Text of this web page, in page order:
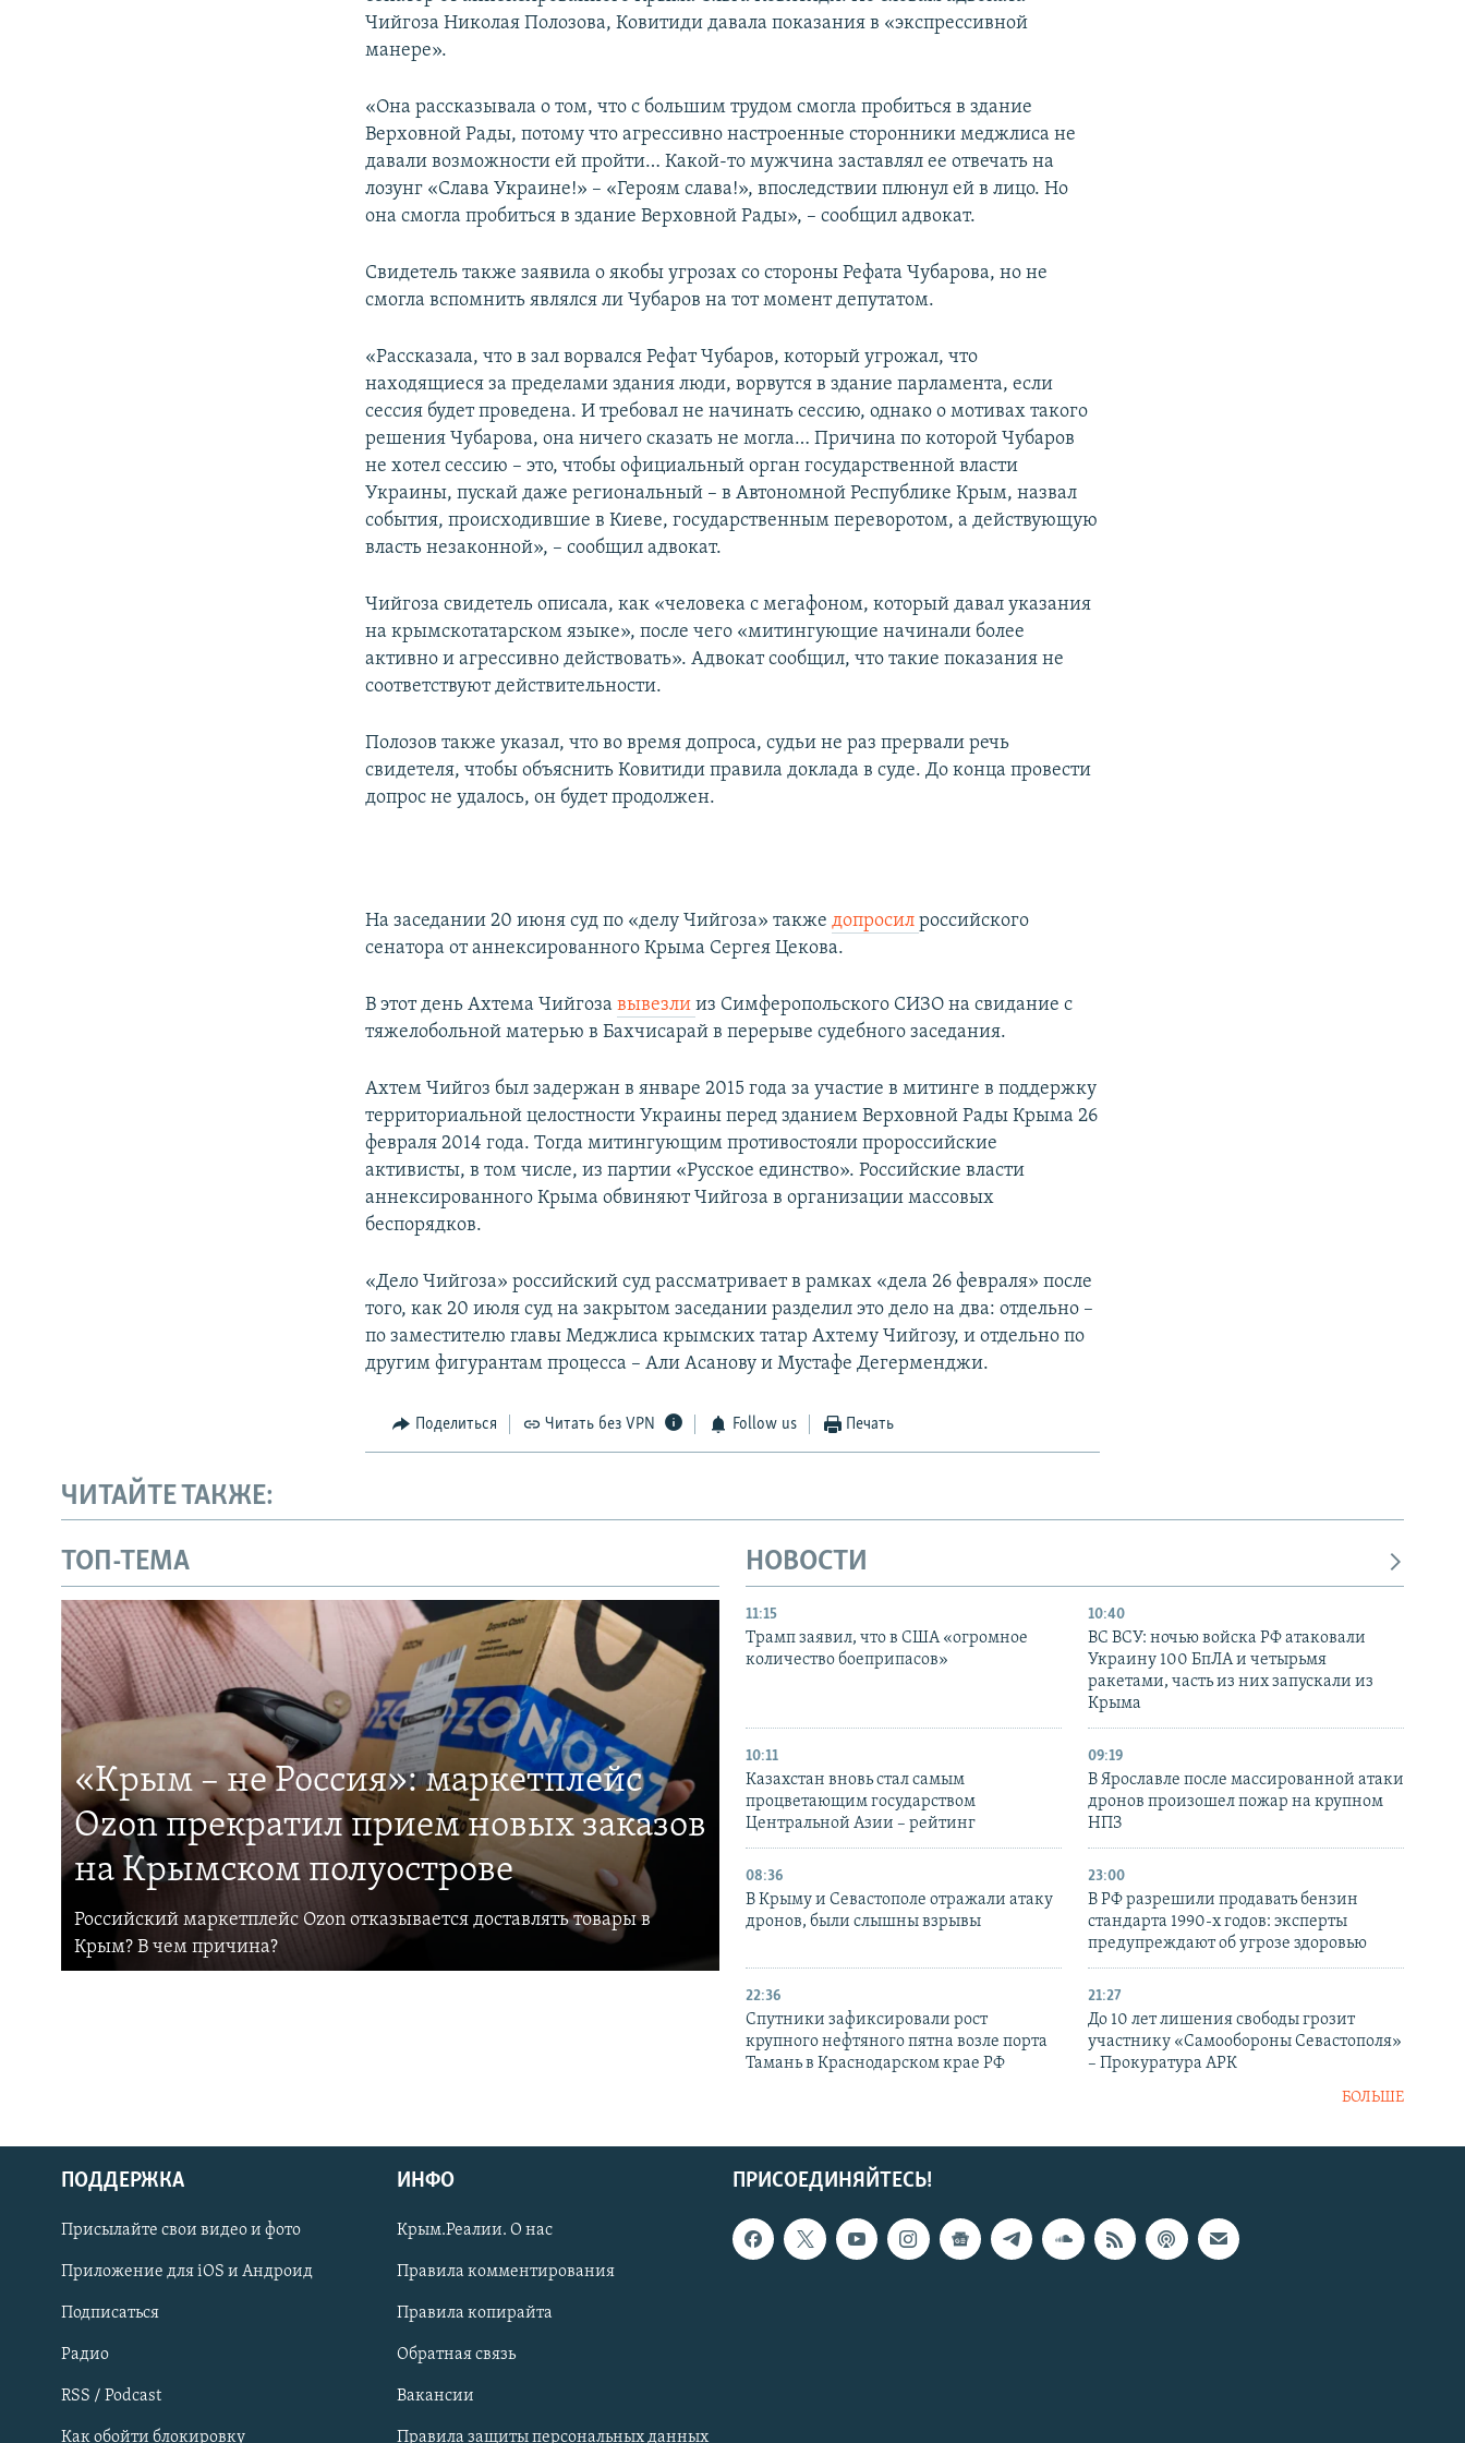
Українською
Qırımtatar
ПРИСОЕДИНЯЙТЕСЬ!
Чийгоза Николая Полозова, Ковитиди давала показания в «экспрессивной
манере».
«Она рассказывала о том, что с большим трудом смогла пробиться в здание
Верховной Рады, потому что агрессивно настроенные сторонники меджлиса не
давали возможности ей пройти… Какой-то мужчина заставлял ее отвечать на
лозунг «Слава Украине!» – «Героям слава!», впоследствии плюнул ей в лицо. Но
она смогла пробиться в здание Верховной Рады», – сообщил адвокат.
Свидетель также заявила о якобы угрозах со стороны Рефата Чубарова, но не
смогла вспомнить являлся ли Чубаров на тот момент депутатом.
«Рассказала, что в зал ворвался Рефат Чубаров, который угрожал, что
находящиеся за пределами здания люди, ворвутся в здание парламента, если
сессия будет проведена. И требовал не начинать сессию, однако о мотивах такого
решения Чубарова, она ничего сказать не могла… Причина по которой Чубаров
не хотел сессию – это, чтобы официальный орган государственной власти
Украины, пускай даже региональный – в Автономной Республике Крым, назвал
события, происходившие в Киеве, государственным переворотом, а действующую
власть незаконной», – сообщил адвокат.
Чийгоза свидетель описала, как «человека с мегафоном, который давал указания
на крымскотатарском языке», после чего «митингующие начинали более
активно и агрессивно действовать». Адвокат сообщил, что такие показания не
соответствуют действительности.
Полозов также указал, что во время допроса, судьи не раз прервали речь
свидетеля, чтобы объяснить Ковитиди правила доклада в суде. До конца провести
допрос не удалось, он будет продолжен.
На заседании 20 июня суд по «делу Чийгоза» такжедопросилроссийского
сенатора от аннексированного Крыма Сергея Цекова.
В этот день Ахтема Чийгозавывезлииз Симферопольского СИЗО на свидание с
тяжелобольной матерью в Бахчисарай в перерыве судебного заседания.
Ахтем Чийгоз был задержан в январе 2015 года за участие в митинге в поддержку
территориальной целостности Украины перед зданием Верховной Рады Крыма 26
февраля 2014 года. Тогда митингующим противостояли пророссийские
активисты, в том числе, из партии «Русское единство». Российские власти
аннексированного Крыма обвиняют Чийгоза в организации массовых
беспорядков.
«Дело Чийгоза» российский суд рассматривает в рамках «дела 26 февраля» после
того, как 20 июля суд на закрытом заседании разделил это дело на два: отдельно –
по заместителю главы Меджлиса крымских татар Ахтему Чийгозу, и отдельно по
другим фигурантам процесса – Али Асанову и Мустафе Дегерменджи.
Поделиться Читать без VPN Follow us Печать
ЧИТАЙТЕ ТАКЖЕ:
ТОП-ТЕМА
«Крым – не Россия»: маркетплейс
Ozon прекратил прием новых заказов
на Крымском полуострове
Российский маркетплейс Ozon отказывается доставлять товары в
Крым? В чем причина?
НОВОСТИ
11:15
Трамп заявил, что в США «огромное
количество боеприпасов»
10:40
ВС ВСУ: ночью войска РФ атаковали
Украину 100 БпЛА и четырьмя
ракетами, часть из них запускали из
Крыма
10:11
Казахстан вновь стал самым
процветающим государством
Центральной Азии – рейтинг
09:19
В Ярославле после массированной атаки
дронов произошел пожар на крупном
НПЗ
08:36
В Крыму и Севастополе отражали атаку
дронов, были слышны взрывы
23:00
В РФ разрешили продавать бензин
стандарта 1990-х годов: эксперты
предупреждают об угрозе здоровью
22:36
Спутники зафиксировали рост
крупного нефтяного пятна возле порта
Тамань в Краснодарском крае РФ
21:27
До 10 лет лишения свободы грозит
участнику «Самообороны Севастополя»
– Прокуратура АРК
БОЛЬШЕ
ПРИСОЕДИНЯЙТЕСЬ!
ПОДДЕРЖКА
Присылайте свои видео и фото
Приложение для iOS и Андроид
Подписаться
Радио
RSS / Podcast
Как обойти блокировку
ИНФО
Крым.Реалии. О нас
Правила комментирования
Правила копирайта
Обратная связь
Вакансии
Правила защиты персональных данных